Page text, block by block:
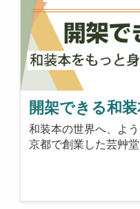
開架できる和
和装本の世界へ、よ
京都で創業した芸艸